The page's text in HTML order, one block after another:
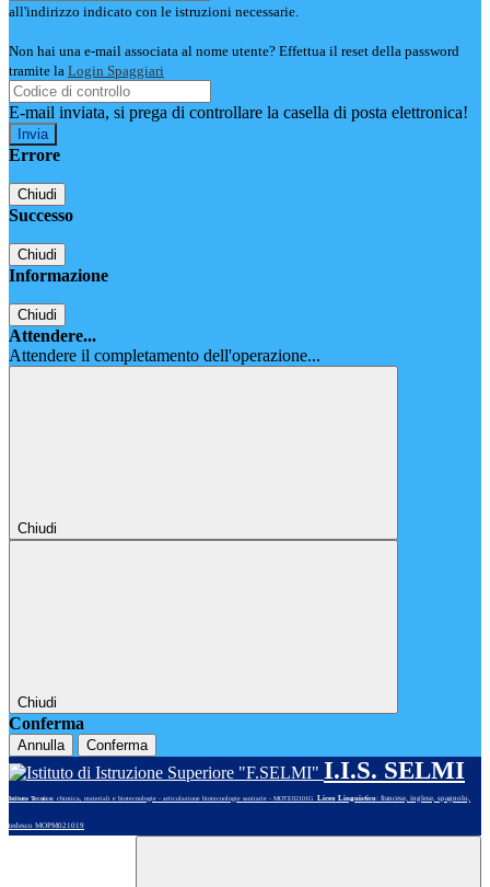
all'indirizzo indicato con le istruzioni necessarie.
Non hai una e-mail associata al nome utente? Effettua il reset della password
tramite la Login Spaggiari
E-mail inviata, si prega di controllare la casella di posta elettronica!
Errore
Chiudi
Successo
Chiudi
Informazione
Chiudi
Attendere...
Attendere il completamento dell'operazione...
Chiudi
Chiudi
Conferma
Annulla Conferma
I.I.S. SELMI
Istituto Tecnico: chimica, materiali e biotecnologie - articolazione biotecnologie sanitarie - MOTE02101G Liceo Linguistico: francese, inglese, spagnolo,
tedesco MOPM021019